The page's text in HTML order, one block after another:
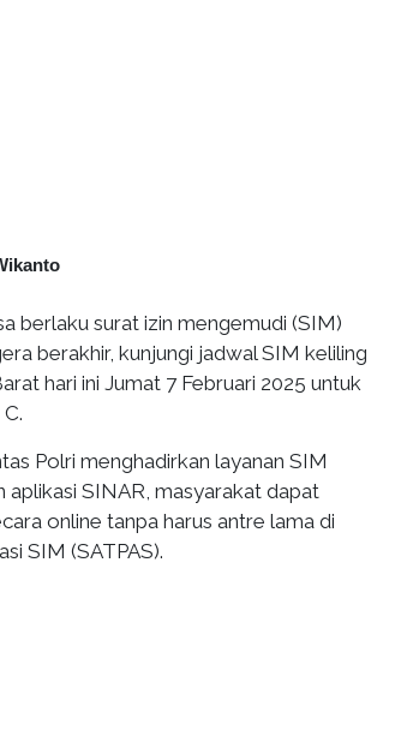
berlaku surat izin mengemudi (SIM)
berakhir, kunjungi jadwal SIM keliling
hari ini Jumat 7 Februari 2025 untuk
Polri menghadirkan layanan SIM
aplikasi SINAR, masyarakat dapat
online tanpa harus antre lama di
SIM (SATPAS).